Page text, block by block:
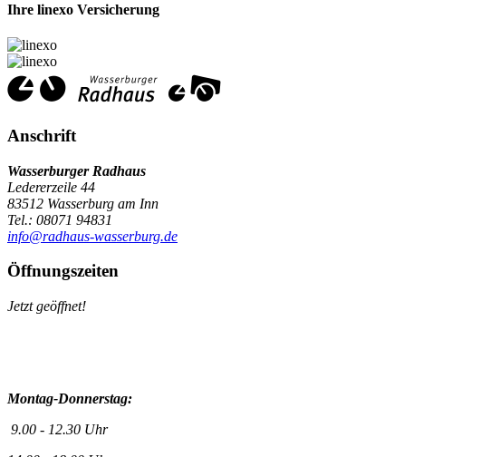
Ihre linexo Versicherung
Anschrift
Wasserburger Radhaus
Ledererzeile 44
83512 Wasserburg am Inn
Tel.: 08071 94831
info@radhaus-wasserburg.de
Öffnungszeiten
Jetzt geöffnet!
Montag-Donnerstag:
9.00 - 12.30 Uhr